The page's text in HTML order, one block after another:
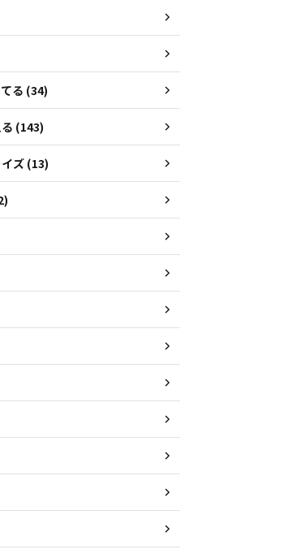
る (34)
(143)
ズ (13)